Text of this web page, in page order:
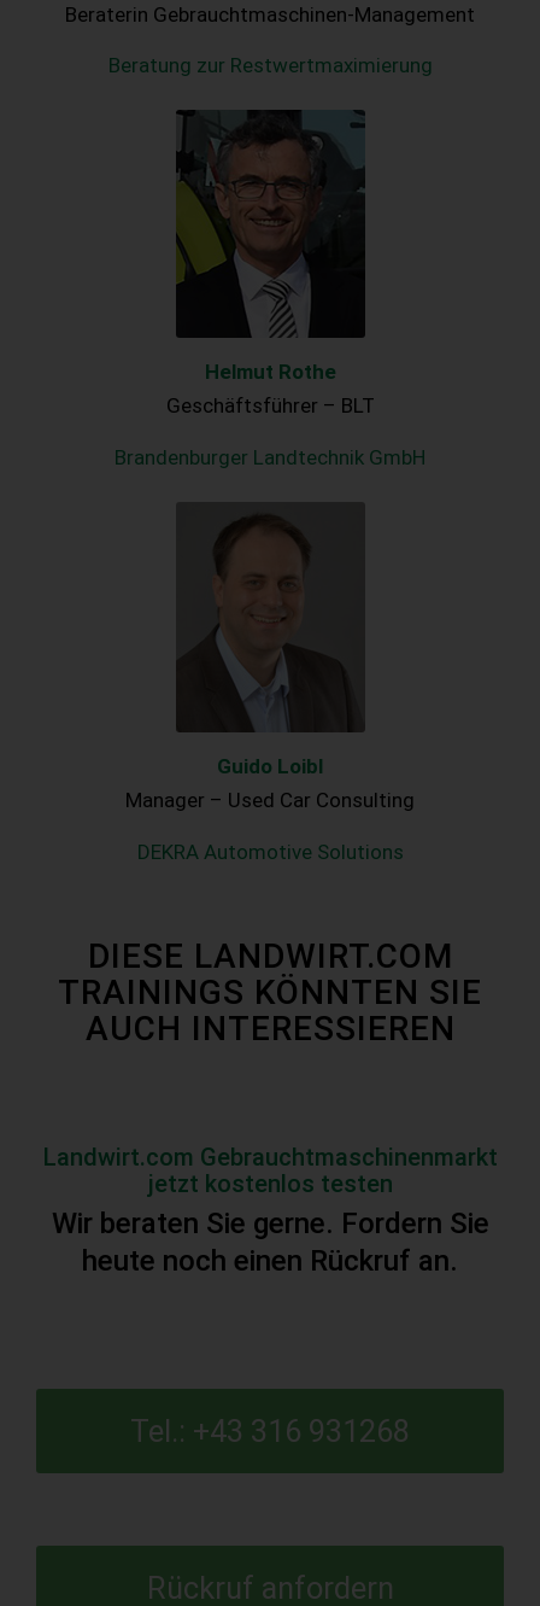
Beraterin Gebrauchtmaschinen-Management
Beratung zur Restwertmaximierung
Helmut Rothe
Geschäftsführer – BLT
Brandenburger Landtechnik GmbH
Guido Loibl
Manager – Used Car Consulting
DEKRA Automotive Solutions
DIESE LANDWIRT.COM
TRAININGS KÖNNTEN SIE
AUCH INTERESSIEREN
Landwirt.com Gebrauchtmaschinenmarkt
jetzt kostenlos testen
Wir beraten Sie gerne. Fordern Sie
heute noch einen Rückruf an.
Tel.: +43 316 931268
Rückruf anfordern